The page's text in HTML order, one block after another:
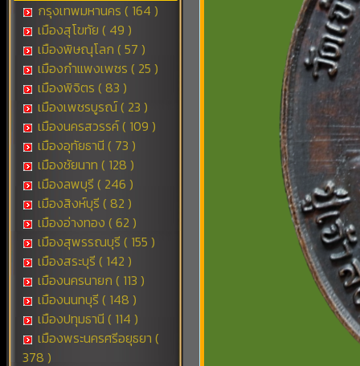
กรุงเทพมหานคร ( 164 )
เมืองสุโขทัย ( 49 )
เมืองพิษณุโลก ( 57 )
เมืองกำแพงเพชร ( 25 )
เมืองพิจิตร ( 83 )
เมืองเพชรบูรณ์ ( 23 )
เมืองนครสวรรค์ ( 109 )
เมืองอุทัยธานี ( 73 )
เมืองชัยนาท ( 128 )
เมืองลพบุรี ( 246 )
เมืองสิงห์บุรี ( 82 )
เมืองอ่างทอง ( 62 )
เมืองสุพรรณบุรี ( 155 )
เมืองสระบุรี ( 142 )
เมืองนครนายก ( 113 )
เมืองนนทบุรี ( 148 )
เมืองปทุมธานี ( 114 )
เมืองพระนครศรีอยุธยา (
378 )